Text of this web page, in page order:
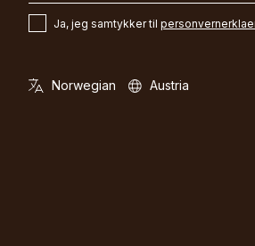
Ja, jeg samtykker til